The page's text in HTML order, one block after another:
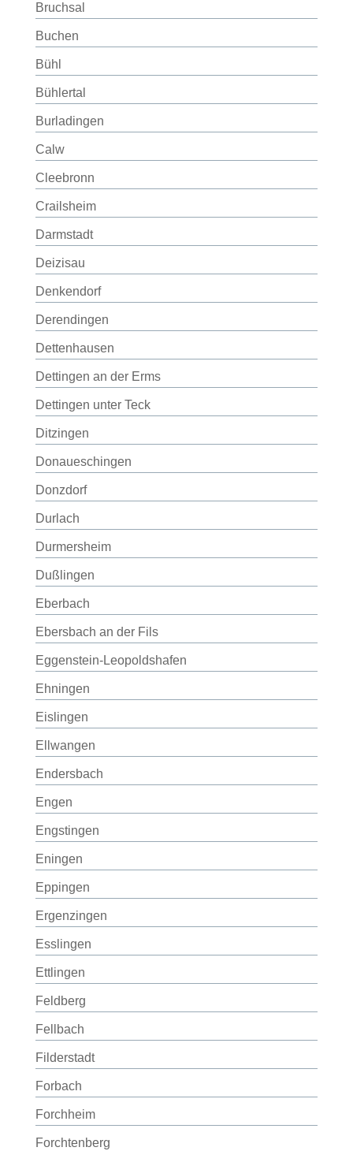
Bruchsal
Buchen
Bühl
Bühlertal
Burladingen
Calw
Cleebronn
Crailsheim
Darmstadt
Deizisau
Denkendorf
Derendingen
Dettenhausen
Dettingen an der Erms
Dettingen unter Teck
Ditzingen
Donaueschingen
Donzdorf
Durlach
Durmersheim
Dußlingen
Eberbach
Ebersbach an der Fils
Eggenstein-Leopoldshafen
Ehningen
Eislingen
Ellwangen
Endersbach
Engen
Engstingen
Eningen
Eppingen
Ergenzingen
Esslingen
Ettlingen
Feldberg
Fellbach
Filderstadt
Forbach
Forchheim
Forchtenberg